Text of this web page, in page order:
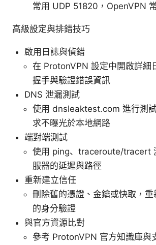
常用 UDP 51820，OpenVPN
高級設定與排錯技巧
啟用日誌與偵錯
在 ProtonVPN 設定中開啟詳細
握手與驗證錯誤資訊
DNS 泄漏測試
使用 dnsleaktest.com 進行測
求不曝光於本地網路
端對端測試
使用 ping、traceroute/tracert
服器的延遲與路徑
重新建立信任
刪除舊的憑證、金鑰或快取，
的身分驗證
與官方資源比對
參考 ProtonVPN 官方知識庫與